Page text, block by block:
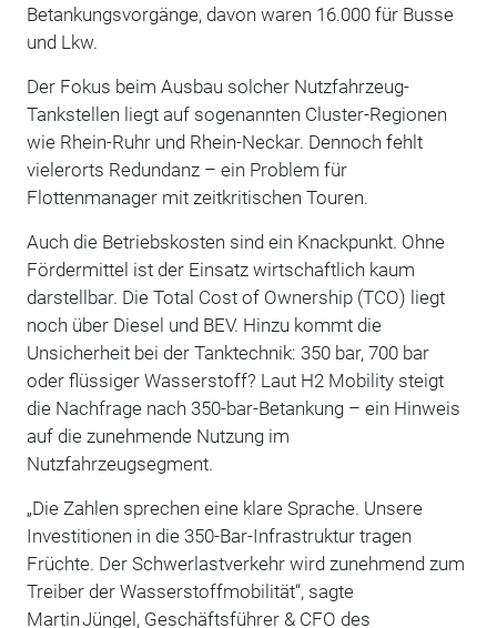
Betankungsvorgänge, davon waren 16.000 für Busse
und Lkw.
Der Fokus beim Ausbau solcher Nutzfahrzeug-
Tankstellen liegt auf sogenannten Cluster-Regionen
wie Rhein-Ruhr und Rhein-Neckar. Dennoch fehlt
vielerorts Redundanz – ein Problem für
Flottenmanager mit zeitkritischen Touren.
Auch die Betriebskosten sind ein Knackpunkt. Ohne
Fördermittel ist der Einsatz wirtschaftlich kaum
darstellbar. Die Total Cost of Ownership (TCO) liegt
noch über Diesel und BEV. Hinzu kommt die
Unsicherheit bei der Tanktechnik: 350 bar, 700 bar
oder flüssiger Wasserstoff? Laut H2 Mobility steigt
die Nachfrage nach 350-bar-Betankung – ein Hinweis
auf die zunehmende Nutzung im
Nutzfahrzeugsegment.
„Die Zahlen sprechen eine klare Sprache. Unsere
Investitionen in die 350-Bar-Infrastruktur tragen
Früchte. Der Schwerlastverkehr wird zunehmend zum
Treiber der Wasserstoffmobilität“, sagte
Martin Jüngel, Geschäftsführer & CFO des